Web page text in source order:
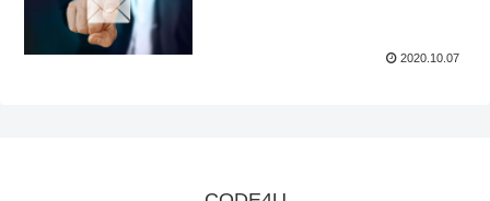
2020.10.07